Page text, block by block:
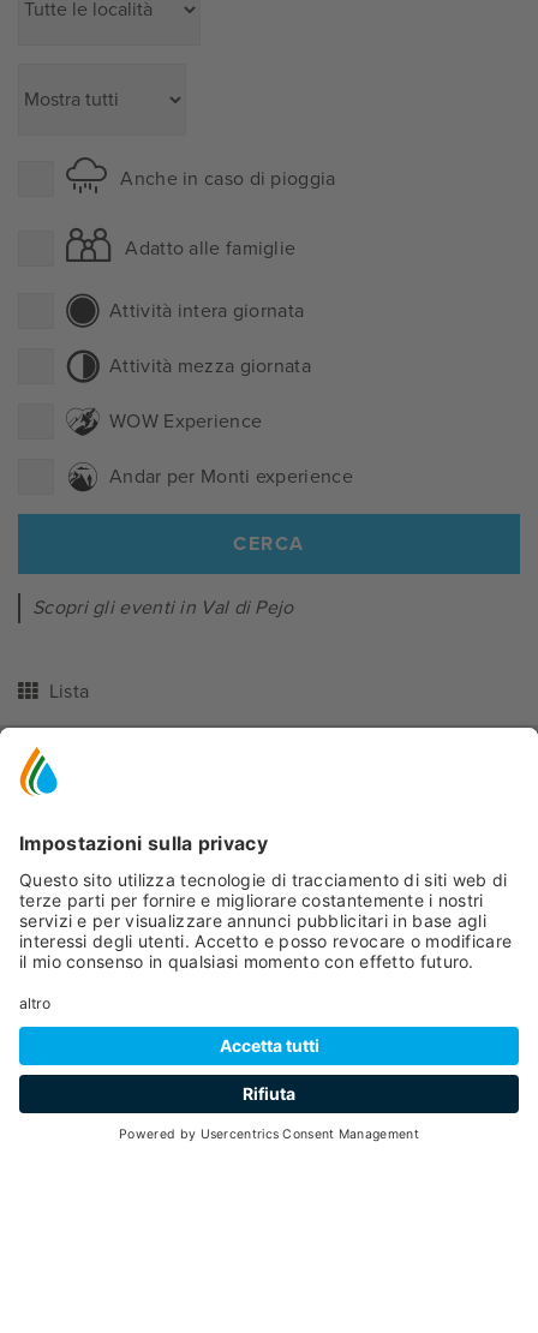
Anche in caso di pioggia
Adatto alle famiglie
Attività intera giornata
Attività mezza giornata
WOW Experience
Andar per Monti experience
CERCA
Scopri gli eventi in Val di Pejo
Lista
+
−